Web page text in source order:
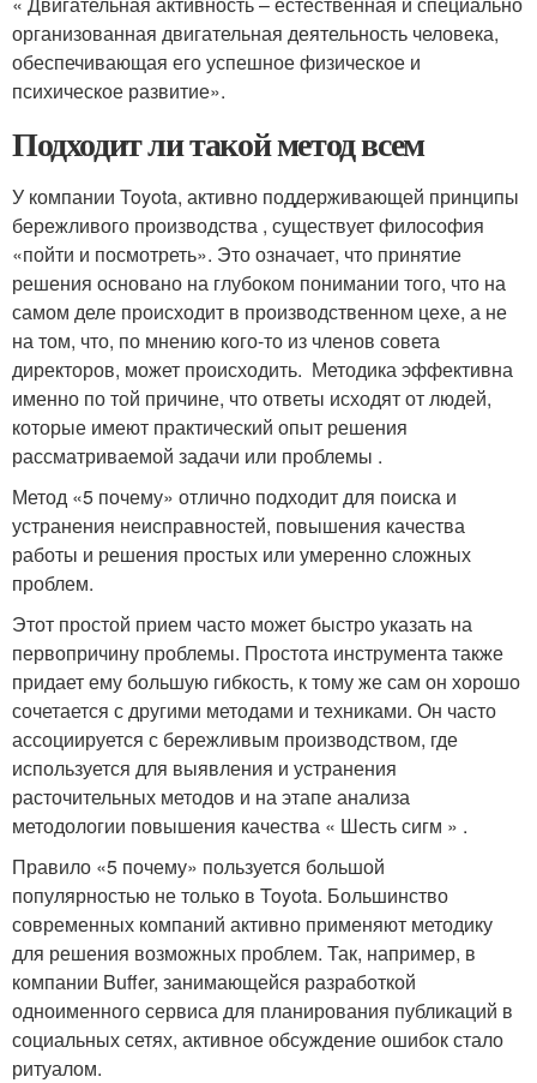
организованная двигательная деятельность человека,
обеспечивающая его успешное физическое и
психическое развитие».
Подходит ли такой метод всем
У компании Toyota, активно поддерживающей принципы
бережливого производства , существует философия
«пойти и посмотреть». Это означает, что принятие
решения основано на глубоком понимании того, что на
самом деле происходит в производственном цехе, а не
на том, что, по мнению кого-то из членов совета
директоров, может происходить. Методика эффективна
именно по той причине, что ответы исходят от людей,
которые имеют практический опыт решения
рассматриваемой задачи или проблемы .
Метод «5 почему» отлично подходит для поиска и
устранения неисправностей, повышения качества
работы и решения простых или умеренно сложных
проблем.
Этот простой прием часто может быстро указать на
первопричину проблемы. Простота инструмента также
придает ему большую гибкость, к тому же сам он хорошо
сочетается с другими методами и техниками. Он часто
ассоциируется с бережливым производством, где
используется для выявления и устранения
расточительных методов и на этапе анализа
методологии повышения качества « Шесть сигм » .
Правило «5 почему» пользуется большой
популярностью не только в Toyota. Большинство
современных компаний активно применяют методику
для решения возможных проблем. Так, например, в
компании Buffer, занимающейся разработкой
одноименного сервиса для планирования публикаций в
социальных сетях, активное обсуждение ошибок стало
ритуалом.